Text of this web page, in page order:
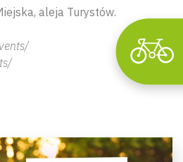
aleja Turystów.